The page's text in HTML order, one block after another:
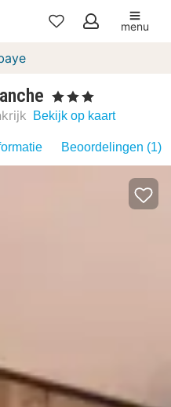
Mijn
menu
, 3 Sterren
Bekijk op kaart
Beoordelingen (1)